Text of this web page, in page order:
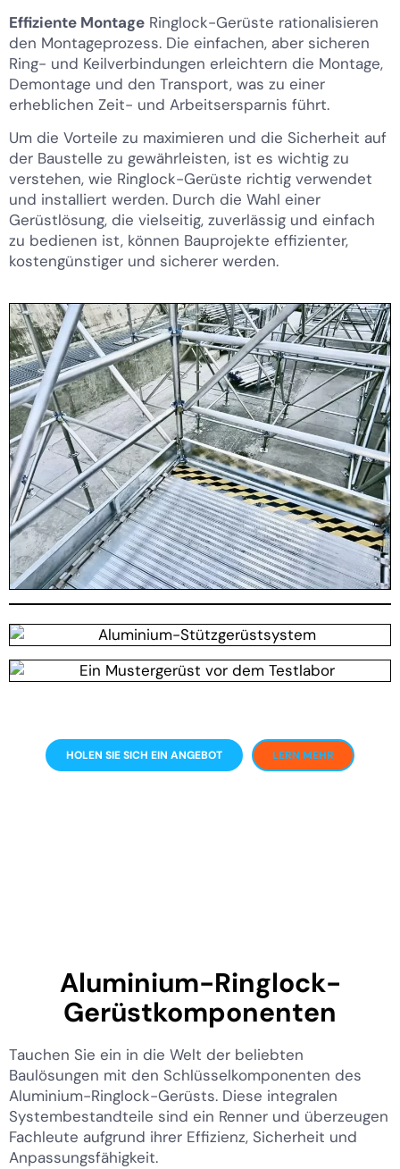
Effiziente Montage Ringlock-Gerüste rationalisieren
den Montageprozess. Die einfachen, aber sicheren
Ring- und Keilverbindungen erleichtern die Montage,
Demontage und den Transport, was zu einer
erheblichen Zeit- und Arbeitsersparnis führt.
Um die Vorteile zu maximieren und die Sicherheit auf
der Baustelle zu gewährleisten, ist es wichtig zu
verstehen, wie Ringlock-Gerüste richtig verwendet
und installiert werden. Durch die Wahl einer
Gerüstlösung, die vielseitig, zuverlässig und einfach
zu bedienen ist, können Bauprojekte effizienter,
kostengünstiger und sicherer werden.
HOLEN SIE SICH EIN ANGEBOT LERN MEHR
Aluminium-Ringlock-
Gerüstkomponenten
Tauchen Sie ein in die Welt der beliebten
Baulösungen mit den Schlüsselkomponenten des
Aluminium-Ringlock-Gerüsts. Diese integralen
Systembestandteile sind ein Renner und überzeugen
Fachleute aufgrund ihrer Effizienz, Sicherheit und
Anpassungsfähigkeit.